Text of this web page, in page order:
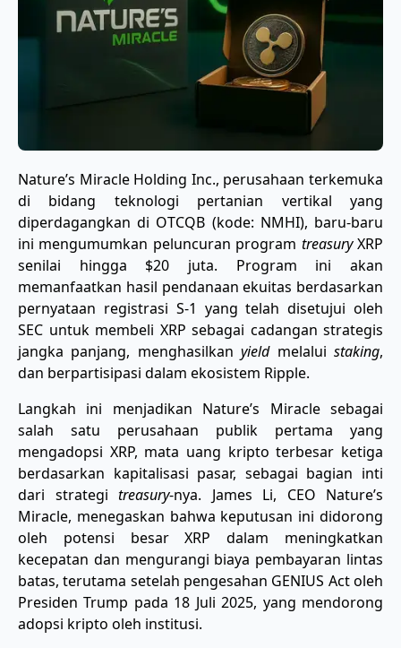
Nature’s Miracle Holding Inc., perusahaan terkemuka
di bidang teknologi pertanian vertikal yang
diperdagangkan di OTCQB (kode: NMHI), baru-baru
ini mengumumkan peluncuran program treasuryXRP
senilai hingga $20 juta. Program ini akan
memanfaatkan hasil pendanaan ekuitas berdasarkan
pernyataan registrasi S-1 yang telah disetujui oleh
SEC untuk membeli XRP sebagai cadangan strategis
jangka panjang, menghasilkanyield melaluistaking,
dan berpartisipasi dalam ekosistem Ripple.
Langkah ini menjadikan Nature’s Miracle sebagai
salah satu perusahaan publik pertama yang
mengadopsi XRP, mata uang kripto terbesar ketiga
berdasarkan kapitalisasi pasar, sebagai bagian inti
dari strategi treasury-nya. James Li, CEO Nature’s
Miracle, menegaskan bahwa keputusan ini didorong
oleh potensi besar XRP dalam meningkatkan
kecepatan dan mengurangi biaya pembayaran lintas
batas, terutama setelah pengesahan GENIUS Act oleh
Presiden Trump pada 18 Juli 2025, yang mendorong
adopsi kripto oleh institusi.